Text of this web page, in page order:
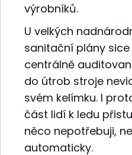
výrobníků.
U velkých
sanitační plány
centrálně
do útrob stroje
svém kelímku. I
část lidí k ledu
něco nepotřebuji,
automaticky.